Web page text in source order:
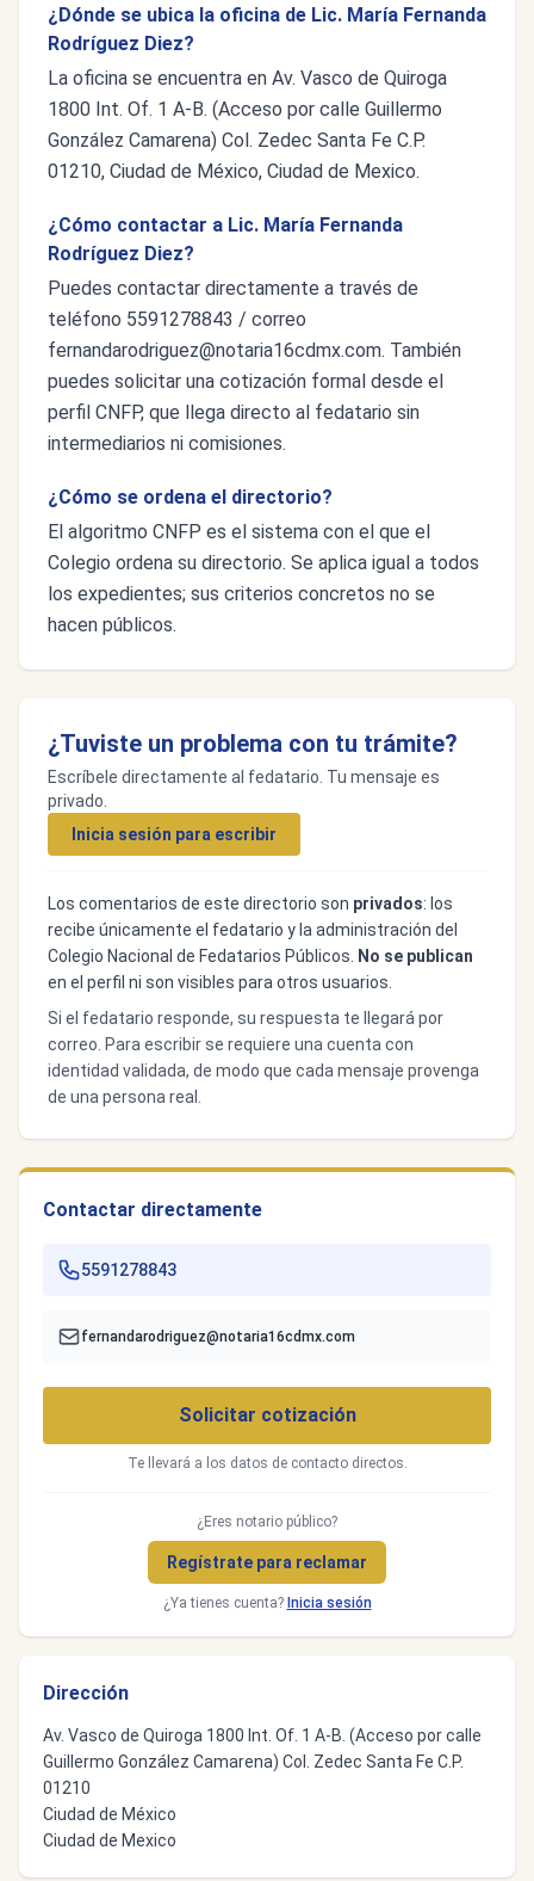
¿Dónde se ubica la oficina de Lic. María Fernanda
Rodríguez Diez?
La oficina se encuentra en Av. Vasco de Quiroga
1800 Int. Of. 1 A-B. (Acceso por calle Guillermo
González Camarena) Col. Zedec Santa Fe C.P.
01210, Ciudad de México, Ciudad de Mexico.
¿Cómo contactar a Lic. María Fernanda
Rodríguez Diez?
Puedes contactar directamente a través de
teléfono 5591278843 / correo
fernandarodriguez@notaria16cdmx.com. También
puedes solicitar una cotización formal desde el
perfil CNFP, que llega directo al fedatario sin
intermediarios ni comisiones.
¿Cómo se ordena el directorio?
El algoritmo CNFP es el sistema con el que el
Colegio ordena su directorio. Se aplica igual a todos
los expedientes; sus criterios concretos no se
hacen públicos.
¿Tuviste un problema con tu trámite?
Escríbele directamente al fedatario. Tu mensaje es
privado.
Inicia sesión para escribir
Los comentarios de este directorio son privados: los
recibe únicamente el fedatario y la administración del
Colegio Nacional de Fedatarios Públicos.
No se publican
en el perfil ni son visibles para otros usuarios.
Si el fedatario responde, su respuesta te llegará por
correo. Para escribir se requiere una cuenta con
identidad validada, de modo que cada mensaje provenga
de una persona real.
Contactar directamente
5591278843
fernandarodriguez@notaria16cdmx.com
Solicitar cotización
Te llevará a los datos de contacto directos.
¿Eres notario público?
Regístrate para reclamar
¿Ya tienes cuenta? Inicia sesión
Dirección
Av. Vasco de Quiroga 1800 Int. Of. 1 A-B. (Acceso por calle
Guillermo González Camarena) Col. Zedec Santa Fe C.P.
01210
Ciudad de México
Ciudad de Mexico